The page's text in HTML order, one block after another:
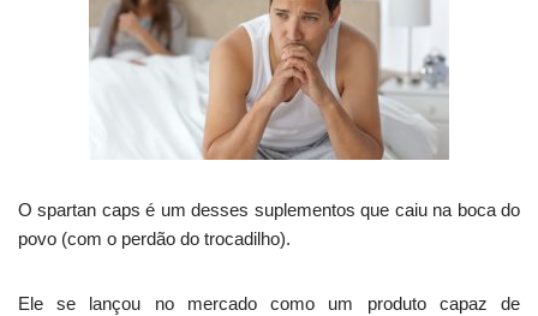
O spartan caps é um desses suplementos que caiu na boca do
povo (com o perdão do trocadilho).
Ele se lançou no mercado como um produto capaz de